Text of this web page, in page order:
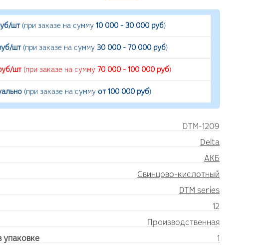
шт(при заказе на сумму 10 000 - 30 000 руб)
шт(при заказе на сумму 30 000 - 70 000 руб)
шт(при заказе на сумму 70 000 - 100 000 руб)
(при заказе на сумму от 100 000 руб)
DTM-1209
Delta
АКБ
Свинцово-кислотный
DTM series
12
Производственная
упаковке
1